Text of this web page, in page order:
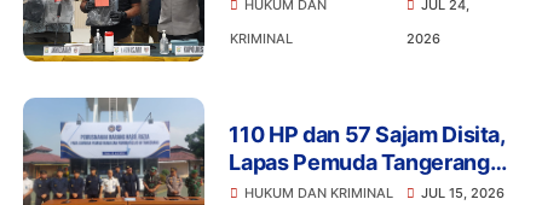
Hidup
HUKUM DAN
KRIMINAL
JUL 24,
2026
110 HP dan 57 Sajam Disita,
Lapas Pemuda Tangerang
Perketat Pengawasan
HUKUM DAN KRIMINAL JUL 15, 2026